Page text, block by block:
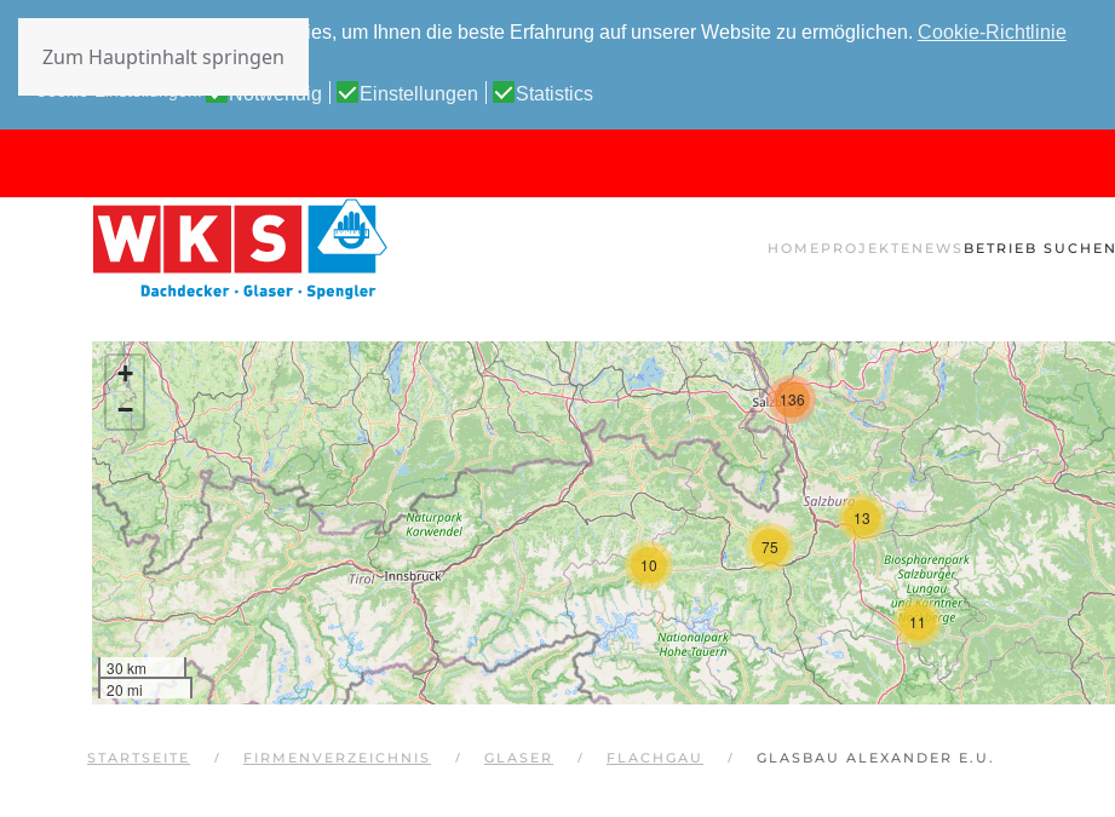
Diese Website verwendet Cookies, um Ihnen die beste Erfahrung auf unserer Website zu ermöglichen. Cookie-Richtlinie
Datenschutz-Bestimmungen
Notwendig Einstellungen Statistics
Zum Hauptinhalt springen
HOME PROJEKTE NEWS BETRIEB SUCHEN
10
11
13
75
136
+
−
30 km
20 mi
STARTSEITE FIRMENVERZEICHNIS GLASER FLACHGAU GLASBAU ALEXANDER E.U.